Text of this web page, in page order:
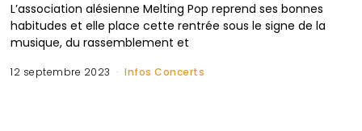
L’association alésienne Melting Pop reprend ses bonnes
habitudes et elle place cette rentrée sous le signe de la
musique, du rassemblement et
12 septembre 2023 Infos Concerts